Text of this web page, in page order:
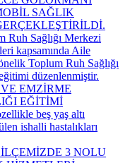
SAĞLIK
Ruh Sağlığı Merkezi
kapsamında Aile
Toplum Ruh Sağlığı
düzenlenmiştir.
EMZİRME
EĞİTİMİ
beş yaş altı
ishalli hastalıkları
3 NOLU